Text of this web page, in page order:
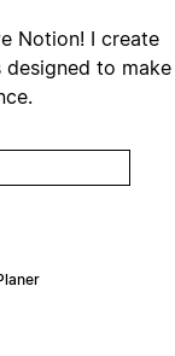
Notion! I create
to make